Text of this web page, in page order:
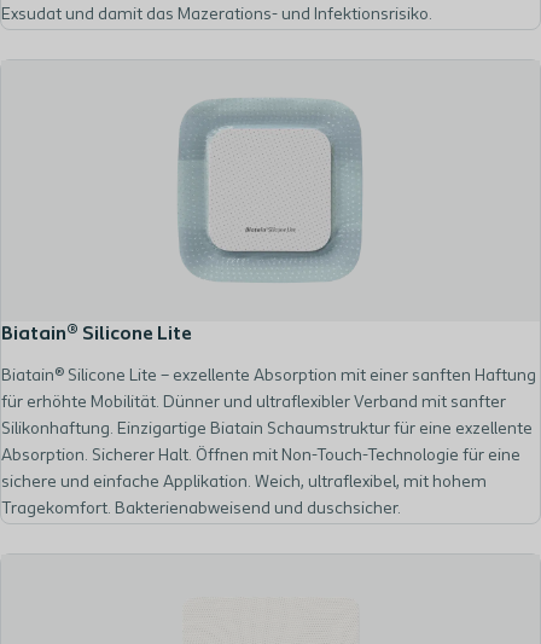
Exsudat und damit das Mazerations- und Infektionsrisiko.
Biatain® Silicone Lite
Biatain® Silicone Lite – exzellente Absorption mit einer sanften Haftung
für erhöhte Mobilität. Dünner und ultraflexibler Verband mit sanfter
Silikonhaftung. Einzigartige Biatain Schaumstruktur für eine exzellente
Absorption. Sicherer Halt. Öffnen mit Non-Touch-Technologie für eine
sichere und einfache Applikation. Weich, ultraflexibel, mit hohem
Tragekomfort. Bakterienabweisend und duschsicher.